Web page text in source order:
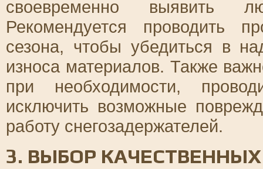
своевременно выявить
Рекомендуется проводить
сезона, чтобы убедиться в
износа материалов. Также
при необходимости,
исключить возможные
работу снегозадержателей.
3. ВЫБОР